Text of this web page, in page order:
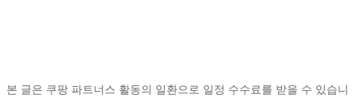
본 글은 쿠팡 파트너스 활동의 일환으로 일정 수수료를 받을 수 있습니